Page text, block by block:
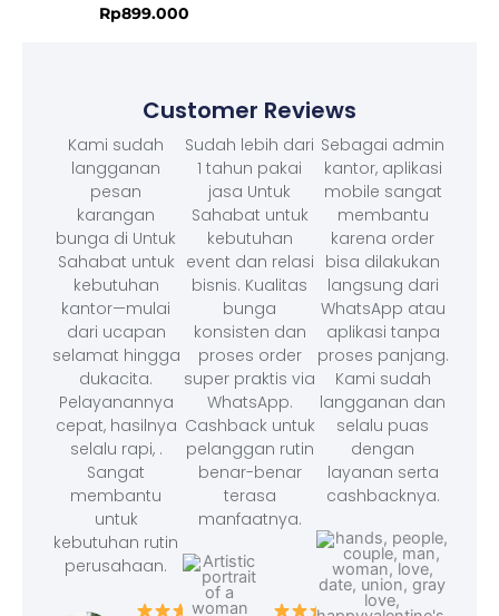
Rp899.000
Customer Reviews
Kami sudah
langganan
pesan
karangan
bunga di Untuk
Sahabat untuk
kebutuhan
kantor—mulai
dari ucapan
selamat hingga
dukacita.
Pelayanannya
cepat, hasilnya
selalu rapi, .
Sangat
membantu
untuk
kebutuhan rutin
perusahaan.
Sudah lebih dari
1 tahun pakai
jasa Untuk
Sahabat untuk
kebutuhan
event dan relasi
bisnis. Kualitas
bunga
konsisten dan
proses order
super praktis via
WhatsApp.
Cashback untuk
pelanggan rutin
benar-benar
terasa
manfaatnya.
Sebagai admin
kantor, aplikasi
mobile sangat
membantu
karena order
bisa dilakukan
langsung dari
WhatsApp atau
aplikasi tanpa
proses panjang.
Kami sudah
langganan dan
selalu puas
dengan
layanan serta
cashbacknya.